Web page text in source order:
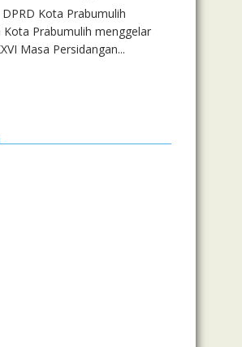
Kota Prabumulih
Prabumulih menggelar
Masa Persidangan...